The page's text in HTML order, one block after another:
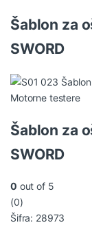
Šablon za
SWORD
Motorne testere
Šablon za
SWORD
0 out of 5
(0)
Šifra: 28973